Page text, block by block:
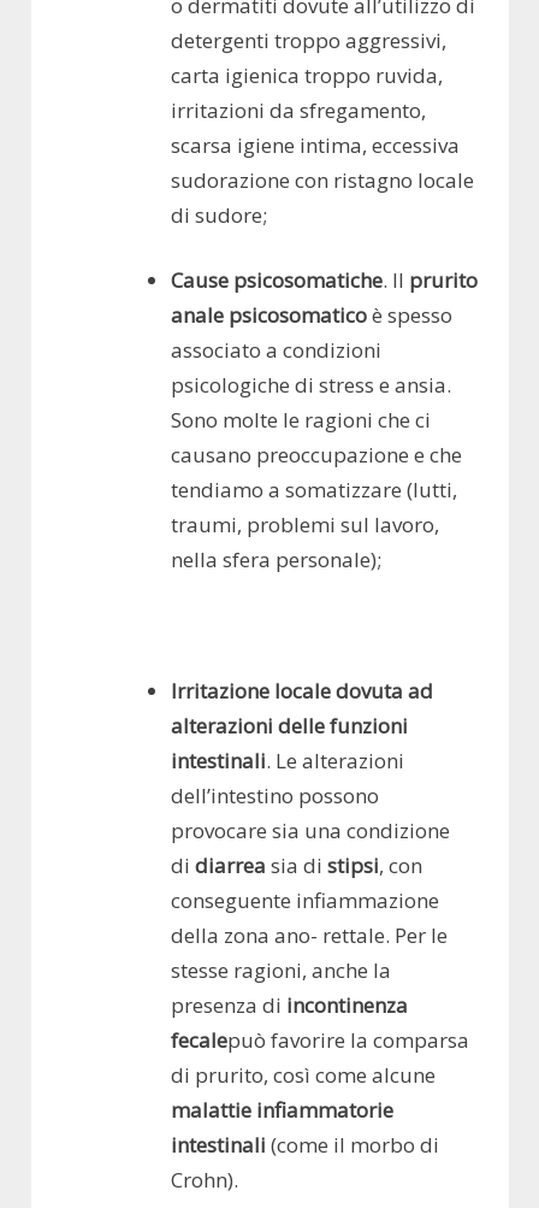
detergenti troppo aggressivi,
carta igienica troppo ruvida,
irritazioni da sfregamento,
scarsa igiene intima, eccessiva
sudorazione con ristagno locale
di sudore;
Cause psicosomatiche. Il prurito
anale psicosomaticoè spesso
associato a condizioni
psicologiche di stress e ansia.
Sono molte le ragioni che ci
causano preoccupazione e che
tendiamo a somatizzare (lutti,
traumi, problemi sul lavoro,
nella sfera personale);
Irritazione locale dovuta ad
alterazioni delle funzioni
intestinali. Le alterazioni
dell’intestino possono
provocare sia una condizione
di diarrea sia di stipsi, con
conseguente infiammazione
della zona ano- rettale. Per le
stesse ragioni, anche la
presenza di incontinenza
fecalepuò favorire la comparsa
di prurito, così come alcune
malattie infiammatorie
intestinali (come il morbo di
Crohn).